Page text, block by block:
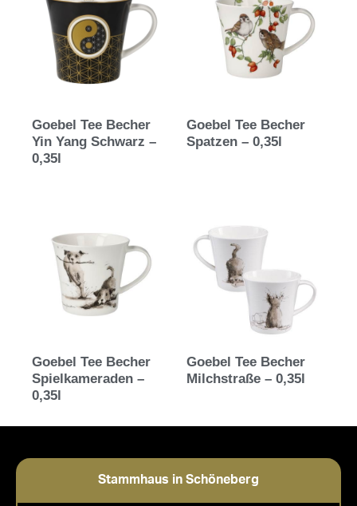
Goebel Tee Becher
Yin Yang Schwarz –
0,35l
Goebel Tee Becher
Spatzen – 0,35l
Goebel Tee Becher
Spielkameraden –
0,35l
Goebel Tee Becher
Milchstraße – 0,35l
Stammhaus in Schöneberg